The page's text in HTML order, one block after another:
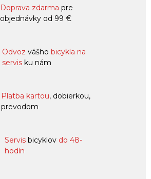
Doprava zdarma pre
objednávky od 99 €
Odvoz vášho bicykla na
servis ku nám
Platba kartou, dobierkou,
prevodom
Servis bicyklov do 48-
hodín